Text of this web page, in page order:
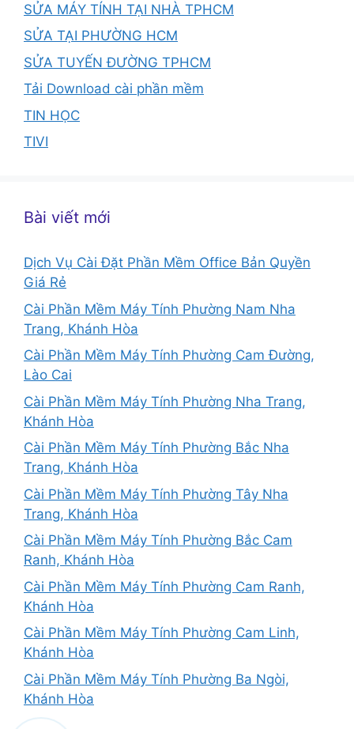
SỬA MÁY TÍNH TẠI NHÀ TPHCM
SỬA TẠI PHƯỜNG HCM
SỬA TUYẾN ĐƯỜNG TPHCM
Tải Download cài phần mềm
TIN HỌC
TIVI
Bài viết mới
Dịch Vụ Cài Đặt Phần Mềm Office Bản Quyền
Giá Rẻ
Cài Phần Mềm Máy Tính Phường Nam Nha
Trang, Khánh Hòa
Cài Phần Mềm Máy Tính Phường Cam Đường,
Lào Cai
Cài Phần Mềm Máy Tính Phường Nha Trang,
Khánh Hòa
Cài Phần Mềm Máy Tính Phường Bắc Nha
Trang, Khánh Hòa
Cài Phần Mềm Máy Tính Phường Tây Nha
Trang, Khánh Hòa
Cài Phần Mềm Máy Tính Phường Bắc Cam
Ranh, Khánh Hòa
Cài Phần Mềm Máy Tính Phường Cam Ranh,
Khánh Hòa
Cài Phần Mềm Máy Tính Phường Cam Linh,
Khánh Hòa
Cài Phần Mềm Máy Tính Phường Ba Ngòi,
Khánh Hòa